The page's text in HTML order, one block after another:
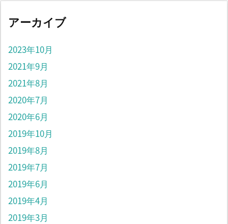
アーカイブ
2023年10月
2021年9月
2021年8月
2020年7月
2020年6月
2019年10月
2019年8月
2019年7月
2019年6月
2019年4月
2019年3月